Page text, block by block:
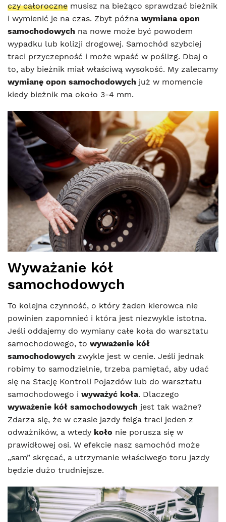
czy całoroczne musisz na bieżąco sprawdzać bieżnik
i wymienić je na czas. Zbyt późna wymiana opon
samochodowych na nowe może być powodem
wypadku lub kolizji drogowej. Samochód szybciej
traci przyczepność i może wpaść w poślizg. Dbaj o
to, aby bieżnik miał właściwą wysokość. My zalecamy
wymianę opon samochodowych już w momencie
kiedy bieżnik ma około 3-4 mm.
Wyważanie kół
samochodowych
To kolejna czynność, o który żaden kierowca nie
powinien zapomnieć i która jest niezwykle istotna.
Jeśli oddajemy do wymiany całe koła do warsztatu
samochodowego, to wyważenie kół
samochodowych zwykle jest w cenie. Jeśli jednak
robimy to samodzielnie, trzeba pamiętać, aby udać
się na Stację Kontroli Pojazdów lub do warsztatu
samochodowego i wyważyć koła. Dlaczego
wyważenie kół samochodowych jest tak ważne?
Zdarza się, że w czasie jazdy felga traci jeden z
odważników, a wtedy koło nie porusza się w
prawidłowej osi. W efekcie nasz samochód może
„sam” skręcać, a utrzymanie właściwego toru jazdy
będzie dużo trudniejsze.